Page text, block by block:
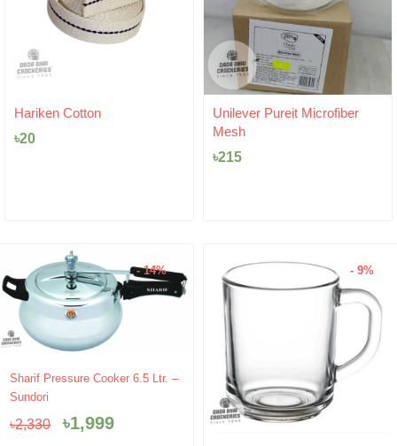
Unilever Pureit Microfiber
Kupi Cotton | কুপির
Original
Current
- 14%
Sharif Pressure Cooker 6.5 Ltr. –
Sundori
৳2,330
Original
৳2,330.
৳1,999
Current
৳1,999.
- 9%